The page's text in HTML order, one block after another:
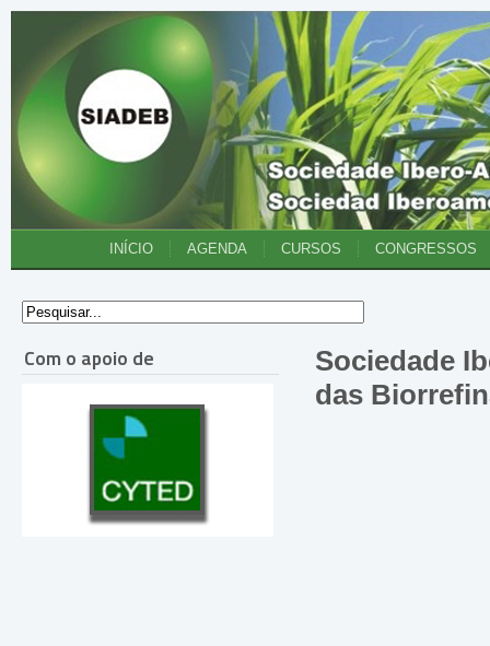
INÍCIO AGENDA CURSOS CONGRESSOS
Com o apoio de
Sociedade
das